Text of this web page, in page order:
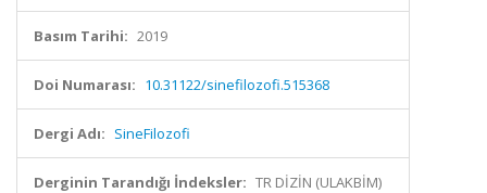
Basım Tarihi: 2019
Doi Numarası: 10.31122/sinefilozofi.515368
Dergi Adı: SineFilozofi
Derginin Tarandığı İndeksler: TR DİZİN (ULAKBİM)